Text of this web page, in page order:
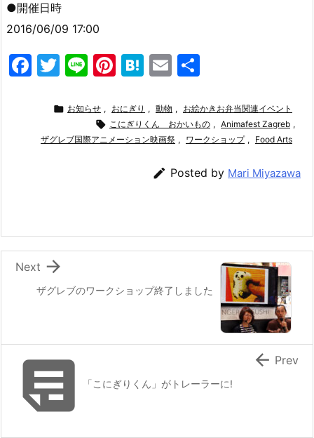
●開催日時
2016/06/09 17:00
F
e
T
itt
er
Li
e
Pi
er
e
H
e
n
E
ai
l
 お知らせ , おにぎり , 動物 , お絵かきお弁当関連イベント
 こにぎりくん おかいもの , Animafest Zagreb ,
ザグレブ国際アニメーション映画祭 , ワークショップ , Food Arts
 Posted by Mari Miyazawa
ザグレブのワークショップ終了しました

Next
 「こにぎりくん」がトレーラーに!
 Prev